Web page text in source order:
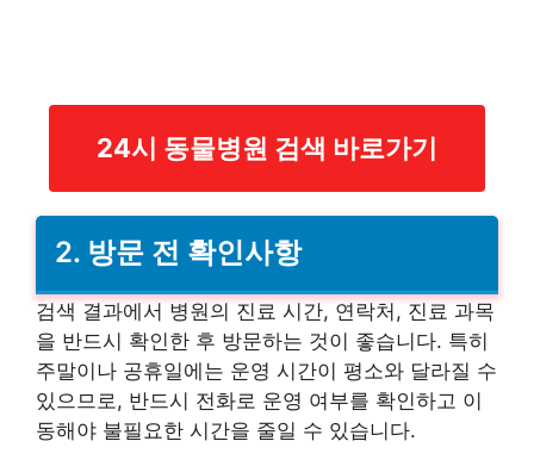
24시 동물병원 검색 바로가기
2. 방문 전 확인사항
검색 결과에서 병원의 진료 시간, 연락처, 진료 과목
을 반드시 확인한 후 방문하는 것이 좋습니다. 특히
주말이나 공휴일에는 운영 시간이 평소와 달라질 수
있으므로, 반드시 전화로 운영 여부를 확인하고 이
동해야 불필요한 시간을 줄일 수 있습니다.